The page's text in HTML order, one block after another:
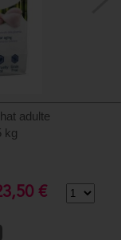
adulte
kg
€